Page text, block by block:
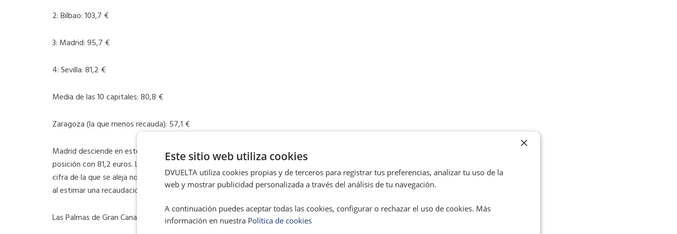
2: Bilbao: 103,7 €
3: Madrid: 95,7 €
4: Sevilla: 81,2 €
Media de las 10 capitales: 80,8 €
Zaragoza (la que menos recauda): 57,1 €
Madrid desciende en este caso al tercer escalón con 95,7 euros por persona, mientras que Sevilla se sitúa en cuarta
posición con 81,2 euros. La media de las diez principales capitales españolas es de 80,8 euros por habitante, una
cifra de la que se aleja notablemente Zaragoza, que se confirma como la ciudad más benévola con los conductores
al estimar una recaudación de apenas 57,1 euros por habitante.
Las Palmas de Gran Canaria endurece sus controles
×
Este sitio web utiliza cookies
DVUELTA utiliza cookies propias y de terceros para registrar tus preferencias, analizar tu uso de la
web y mostrar publicidad personalizada a través del análisis de tu navegación.
A continuación puedes aceptar todas las cookies, configurar o rechazar el uso de cookies. Más
información en nuestra Política de cookies